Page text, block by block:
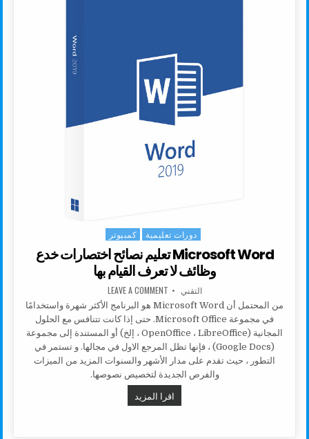
Posted in
دورات تعليمية كمبيوتر
Microsoft Word تعليم نصائح اختصارات خدع
وظائف لا تعرف القيام بها
AUTHOR:
التقني LEAVE A COMMENTON MICROSOFT WORD تعليم نصائح اختصارات خدع وظائف لا تعرف القيام بها
من المحتمل أن Microsoft Word هو البرنامج الأكثر شهرة واستخدامًا
في مجموعة Microsoft Office. حتى إذا كانت تتنافس مع الحلول
المجانية (OpenOffice ، LibreOffice ، إلخ) أو المستندة إلى مجموعة
(Google Docs) ، فإنها تظل المرجع الاول في مجالها. و تستمر في
التطور ، حيث تقدم على مدار الأشهر والسنوات المزيد من الميزات
والفرص الجديدة لتخصيص نصوصها.
اقرا المزيد